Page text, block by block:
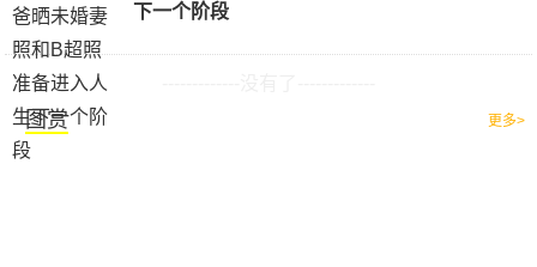
下一个阶段
图赏 更多>